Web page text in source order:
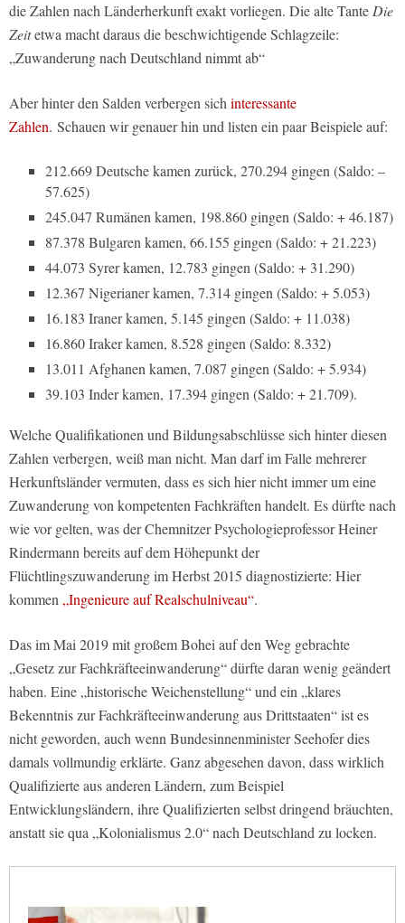
die Zahlen nach Länderherkunft exakt vorliegen. Die alte TanteDie
Zeitetwa macht daraus die beschwichtigende Schlagzeile:
„Zuwanderung nach Deutschland nimmt ab“
Aber hinter den Salden verbergen sichinteressante
Zahlen. Schauen wir genauer hin und listen ein paar Beispiele auf:
212.669 Deutsche kamen zurück, 270.294 gingen (Saldo: –
57.625)
245.047 Rumänen kamen, 198.860 gingen (Saldo: + 46.187)
87.378 Bulgaren kamen, 66.155 gingen (Saldo: + 21.223)
44.073 Syrer kamen, 12.783 gingen (Saldo: + 31.290)
12.367 Nigerianer kamen, 7.314 gingen (Saldo: + 5.053)
16.183 Iraner kamen, 5.145 gingen (Saldo: + 11.038)
16.860 Iraker kamen, 8.528 gingen (Saldo: 8.332)
13.011 Afghanen kamen, 7.087 gingen (Saldo: + 5.934)
39.103 Inder kamen, 17.394 gingen (Saldo: + 21.709).
Welche Qualifikationen und Bildungsabschlüsse sich hinter diesen
Zahlen verbergen, weiß man nicht. Man darf im Falle mehrerer
Herkunftsländer vermuten, dass es sich hier nicht immer um eine
Zuwanderung von kompetenten Fachkräften handelt. Es dürfte nach
wie vor gelten, was der Chemnitzer Psychologieprofessor Heiner
Rindermann bereits auf dem Höhepunkt der
Flüchtlingszuwanderung im Herbst 2015 diagnostizierte: Hier
kommen„Ingenieure auf Realschulniveau“.
Das im Mai 2019 mit großem Bohei auf den Weg gebrachte
„Gesetz zur Fachkräfteeinwanderung“ dürfte daran wenig geändert
haben. Eine „historische Weichenstellung“ und ein „klares
Bekenntnis zur Fachkräfteeinwanderung aus Drittstaaten“ ist es
nicht geworden, auch wenn Bundesinnenminister Seehofer dies
damals vollmundig erklärte. Ganz abgesehen davon, dass wirklich
Qualifizierte aus anderen Ländern, zum Beispiel
Entwicklungsländern, ihre Qualifizierten selbst dringend bräuchten,
anstatt sie qua „Kolonialismus 2.0“ nach Deutschland zu locken.